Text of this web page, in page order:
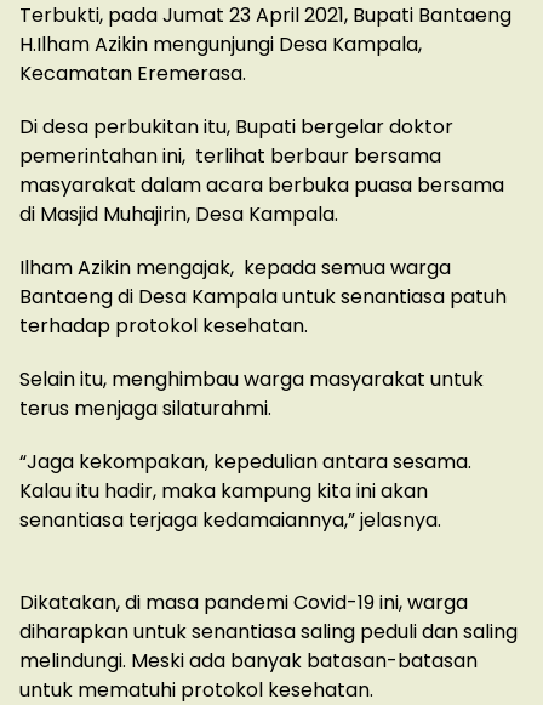
Terbukti, pada Jumat 23 April 2021, Bupati Bantaeng
H.Ilham Azikin mengunjungi Desa Kampala,
Kecamatan Eremerasa.
Di desa perbukitan itu, Bupati bergelar doktor
pemerintahan ini, terlihat berbaur bersama
masyarakat dalam acara berbuka puasa bersama
di Masjid Muhajirin, Desa Kampala.
Ilham Azikin mengajak, kepada semua warga
Bantaeng di Desa Kampala untuk senantiasa patuh
terhadap protokol kesehatan.
Selain itu, menghimbau warga masyarakat untuk
terus menjaga silaturahmi.
“Jaga kekompakan, kepedulian antara sesama.
Kalau itu hadir, maka kampung kita ini akan
senantiasa terjaga kedamaiannya,” jelasnya.
Dikatakan, di masa pandemi Covid-19 ini, warga
diharapkan untuk senantiasa saling peduli dan saling
melindungi. Meski ada banyak batasan-batasan
untuk mematuhi protokol kesehatan.